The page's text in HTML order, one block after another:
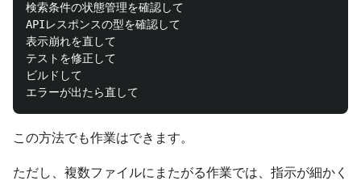
検索条件の状態管理を確認して
APIレスポンスの型を確認して
表示崩れを直して
テストを修正して
ビルドして
この方法でも作業はできます。
ただし、複数ファイルにまたがる作業では、指示が細かく